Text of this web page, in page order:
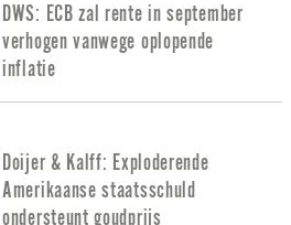
DWS: ECB zal rente in september
verhogen vanwege oplopende
inflatie
Doijer & Kalff: Exploderende
Amerikaanse staatsschuld
ondersteunt goudprijs